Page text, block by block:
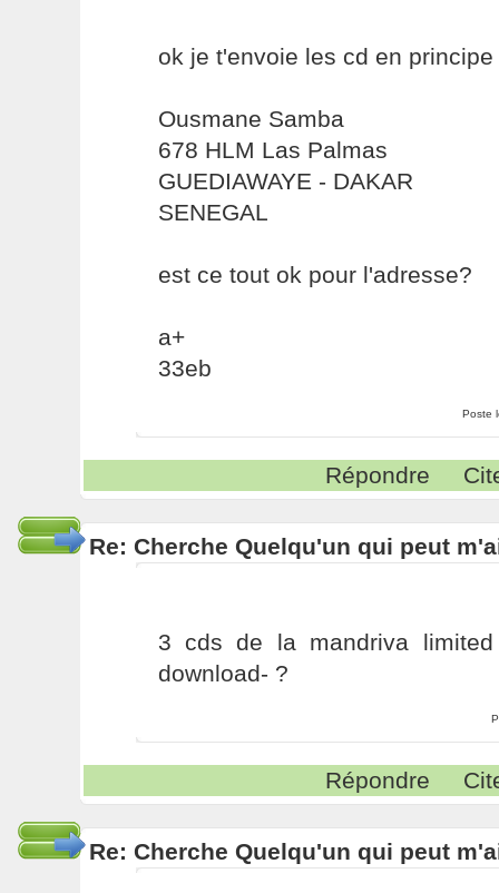
ok je t'envoie les cd en
Ousmane Samba
678 HLM Las Palmas
GUEDIAWAYE - DAKAR
SENEGAL
est ce tout ok pour l'adresse?
a+
33eb
Poste
Répondre
Re: Cherche Quelqu'un qui peut
3 cds de la mandriva limited
download- ?
Répondre
Re: Cherche Quelqu'un qui peut